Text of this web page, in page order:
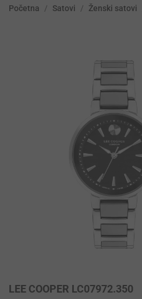
Početna / Satovi / Ženski satovi
LEE COOPER LC07972.350